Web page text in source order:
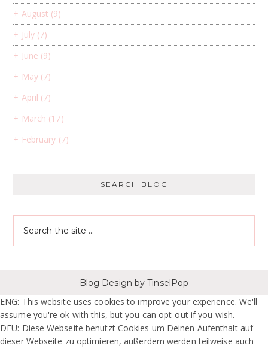
+ August (9)
+ July (7)
+ June (9)
+ May (7)
+ April (7)
+ March (17)
+ February (7)
SEARCH BLOG
Blog Design by TinselPop
ENG: This website uses cookies to improve your experience. We'll
assume you're ok with this, but you can opt-out if you wish.
DEU: Diese Webseite benutzt Cookies um Deinen Aufenthalt auf
dieser Webseite zu optimieren, außerdem werden teilweise auch